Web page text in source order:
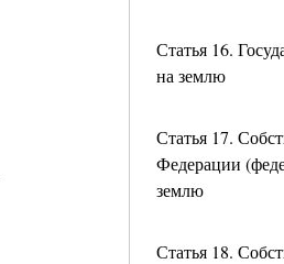
Статья 16.
на землю
Статья 17.
Федерации
землю
Статья 18.